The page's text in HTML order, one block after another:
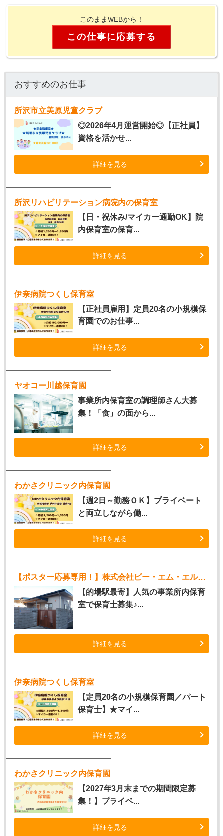
このままWEBから！
この仕事に応募する
おすすめのお仕事
所沢市立美原児童クラブ
◎2026年4月運営開始◎【正社員】
資格を活かせ...
詳細を見る
所沢リハビリテーション病院内の保育室
【日・祝休み/マイカー通勤OK】院
内保育室の保育...
詳細を見る
伊奈病院つくし保育室
【正社員雇用】定員20名の小規模保
育園でのお仕事...
詳細を見る
ヤオコー川越保育園
事業所内保育室の調理師さん大募
集！「食」の面から...
詳細を見る
わかさクリニック内保育園
【週2日～勤務ＯＫ】プライベート
と両立しながら働...
詳細を見る
【ポスター応募専用！】株式会社ビー・エム・エル事業所内保育室（パート保育士）
【的場駅最寄】人気の事業所内保育
室で保育士募集♪...
詳細を見る
伊奈病院つくし保育室
【定員20名の小規模保育園／パート
保育士】★マイ...
詳細を見る
わかさクリニック内保育園
【2027年3月末までの期間限定募
集！】プライベ...
詳細を見る